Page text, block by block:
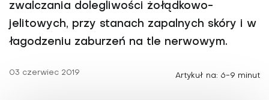
zwalczania dolegliwości żołądkowo-
jelitowych, przy stanach zapalnych skóry i w
łagodzeniu zaburzeń na tle nerwowym.
03 czerwiec 2019 Artykuł na: 6-9 minut